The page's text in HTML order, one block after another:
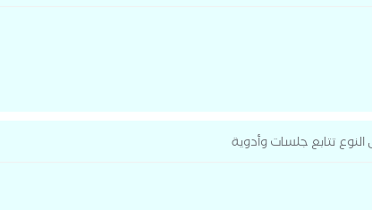
تتابع جلسات وأدوية